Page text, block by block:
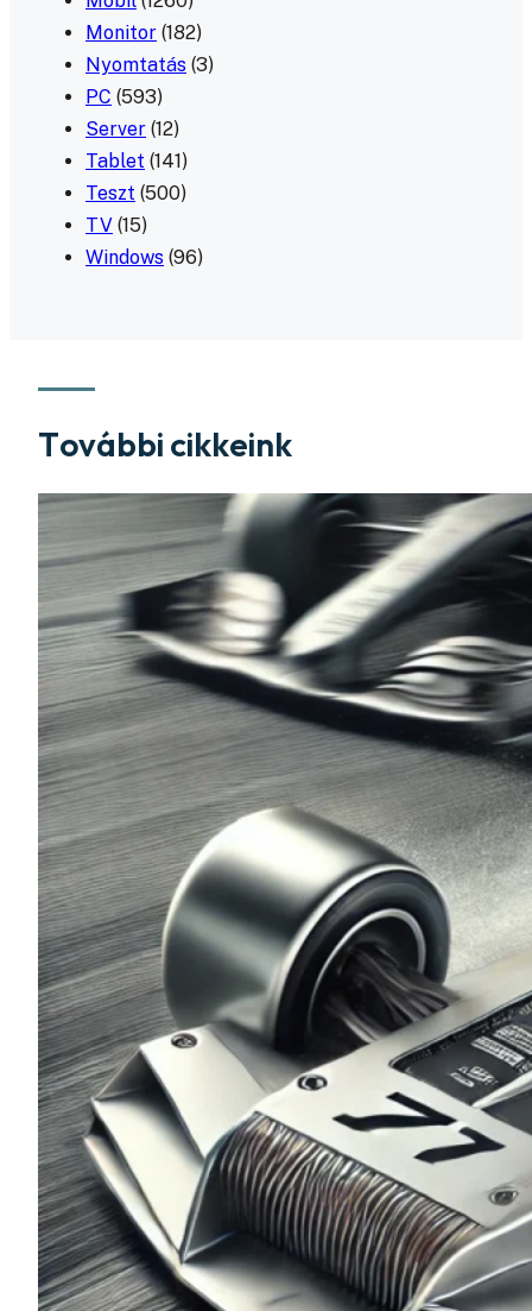
Monitor (182)
Nyomtatás (3)
PC (593)
Server (12)
Tablet (141)
Teszt (500)
TV (15)
Windows (96)
További cikkeink